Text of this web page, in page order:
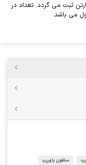
ثبت می گردد. تعداد در
سلفون پاوررپ